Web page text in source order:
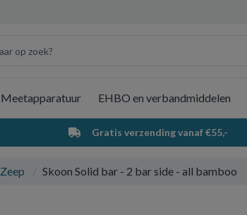
Meetapparatuur EHBO en verbandmiddelen
Gratis verzending vanaf €55,-
Zeep Skoon Solid bar - 2 bar side - all bamboo